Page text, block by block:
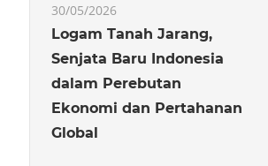
30/05/2026
Logam Tanah Jarang,
Senjata Baru Indonesia
dalam Perebutan
Ekonomi dan Pertahanan
Global